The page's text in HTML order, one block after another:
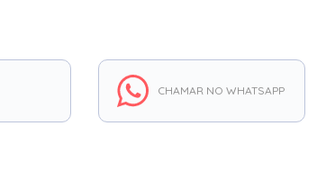
CHAMAR NO WHATSAPP